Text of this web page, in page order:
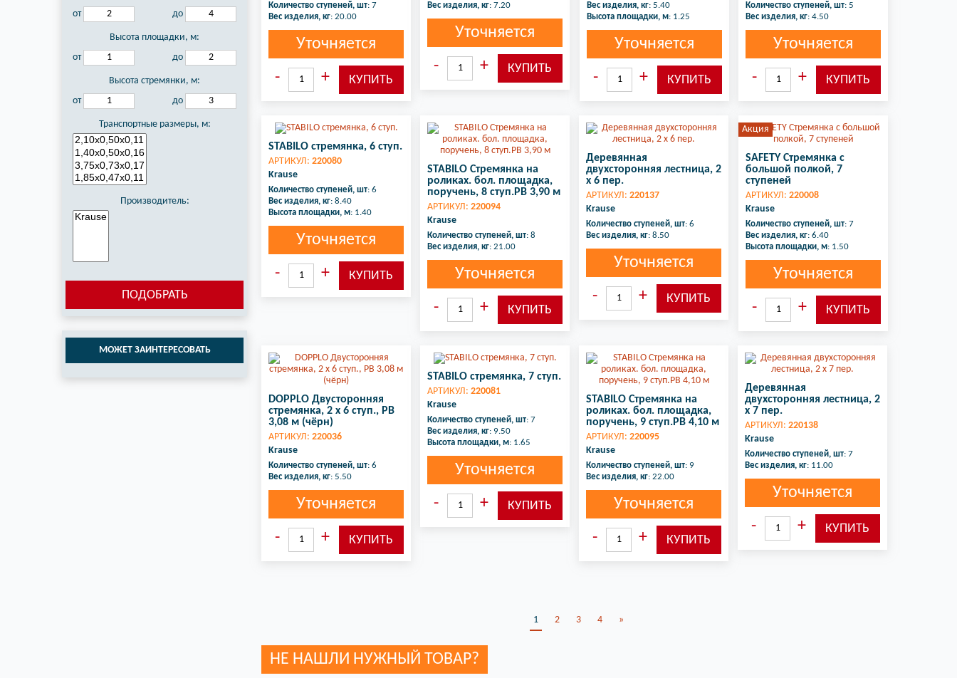
от
до
Высота площадки, м:
от
до
Высота стремянки, м:
от
до
Транспортные размеры, м:
Производитель:
ПОДОБРАТЬ
МОЖЕТ ЗАИНТЕРЕСОВАТЬ
Количество ступеней, шт: 7
Вес изделия, кг: 20.00
Уточняется
Вес изделия, кг: 7.20
Уточняется
Вес изделия, кг: 5.40
Высота площадки, м: 1.25
Уточняется
Количество ступеней, шт: 5
Вес изделия, кг: 4.50
Уточняется
STABILO стремянка, 6 ступ.
АРТИКУЛ: 220080
Krause
Количество ступеней, шт: 6
Вес изделия, кг: 8.40
Высота площадки, м: 1.40
Уточняется
STABILO Стремянка на
роликах. бол. площадка,
поручень, 8 ступ.РВ 3,90 м
АРТИКУЛ: 220094
Krause
Количество ступеней, шт: 8
Вес изделия, кг: 21.00
Уточняется
Деревянная
двухсторонняя лестница, 2
х 6 пер.
АРТИКУЛ: 220137
Krause
Количество ступеней, шт: 6
Вес изделия, кг: 8.50
Уточняется
Акция
SAFETY Стремянка с
большой полкой, 7
ступеней
АРТИКУЛ: 220008
Krause
Количество ступеней, шт: 7
Вес изделия, кг: 6.40
Высота площадки, м: 1.50
Уточняется
DOPPLO Двусторонняя
стремянка, 2 х 6 ступ., РВ
3,08 м (чёрн)
АРТИКУЛ: 220036
Krause
Количество ступеней, шт: 6
Вес изделия, кг: 5.50
Уточняется
STABILO стремянка, 7 ступ.
АРТИКУЛ: 220081
Krause
Количество ступеней, шт: 7
Вес изделия, кг: 9.50
Высота площадки, м: 1.65
Уточняется
STABILO Стремянка на
роликах. бол. площадка,
поручень, 9 ступ.РВ 4,10 м
АРТИКУЛ: 220095
Krause
Количество ступеней, шт: 9
Вес изделия, кг: 22.00
Уточняется
Деревянная
двухсторонняя лестница, 2
х 7 пер.
АРТИКУЛ: 220138
Krause
Количество ступеней, шт: 7
Вес изделия, кг: 11.00
Уточняется
1 2 3 4 »
НЕ НАШЛИ НУЖНЫЙ ТОВАР?